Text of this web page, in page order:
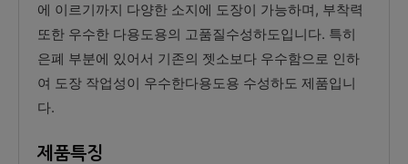
에 이르기까지 다양한 소지에 도장이 가능하며, 부착력
또한 우수한 다용도용의 고품질수성하도입니다. 특히
은폐 부분에 있어서 기존의 젯소보다 우수함으로 인하
여 도장 작업성이 우수한다용도용 수성하도 제품입니
다.
제품특징